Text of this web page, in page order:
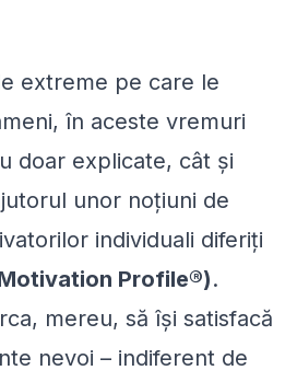
extreme pe care le
în aceste vremuri
doar explicate, cât și
unor noțiuni de
individuali diferiți
Profile®).
mereu, să își satisfacă
nevoi – indiferent de